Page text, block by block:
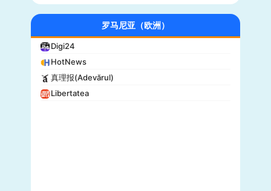
罗马尼亚（欧洲）
Digi24
HotNews
真理报(Adevărul)
Libertatea